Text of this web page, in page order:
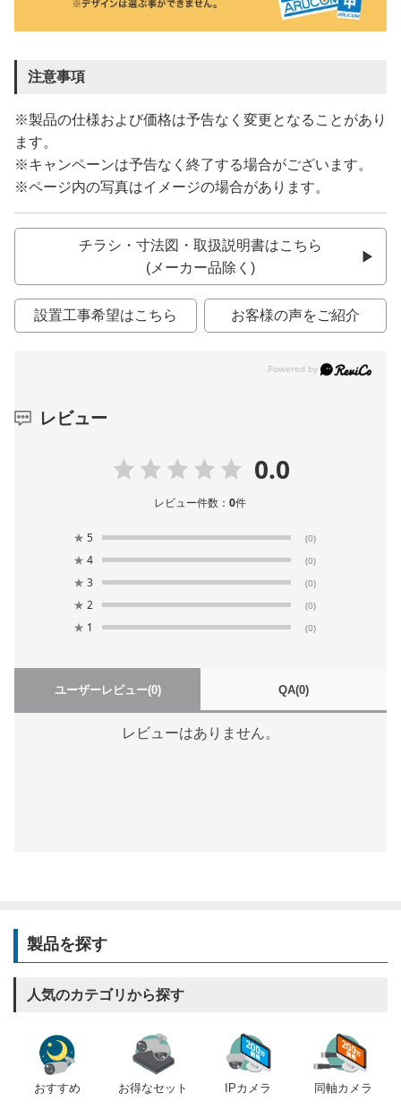
注意事項
※製品の仕様および価格は予告なく変更となることがあり
ます。
※キャンペーンは予告なく終了する場合がございます。
※ページ内の写真はイメージの場合があります。
チラシ・寸法図・取扱説明書はこちら
(メーカー品除く)
設置工事希望はこちら お客様の声をご紹介
レビュー
0.0
レビュー件数：0件
★ 5 (0)
★ 4 (0)
★ 3 (0)
★ 2 (0)
★ 1 (0)
ユーザーレビュー(0) QA(0)
レビューはありません。
製品を探す
人気のカテゴリから探す
おすすめ お得なセット IPカメラ 同軸カメラ